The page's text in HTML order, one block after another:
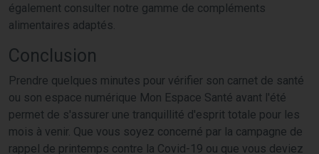
également consulter notre gamme de compléments
alimentaires adaptés.
Conclusion
Prendre quelques minutes pour vérifier son carnet de santé
ou son espace numérique Mon Espace Santé avant l'été
permet de s'assurer une tranquillité d'esprit totale pour les
mois à venir. Que vous soyez concerné par la campagne de
rappel de printemps contre la Covid-19 ou que vous deviez